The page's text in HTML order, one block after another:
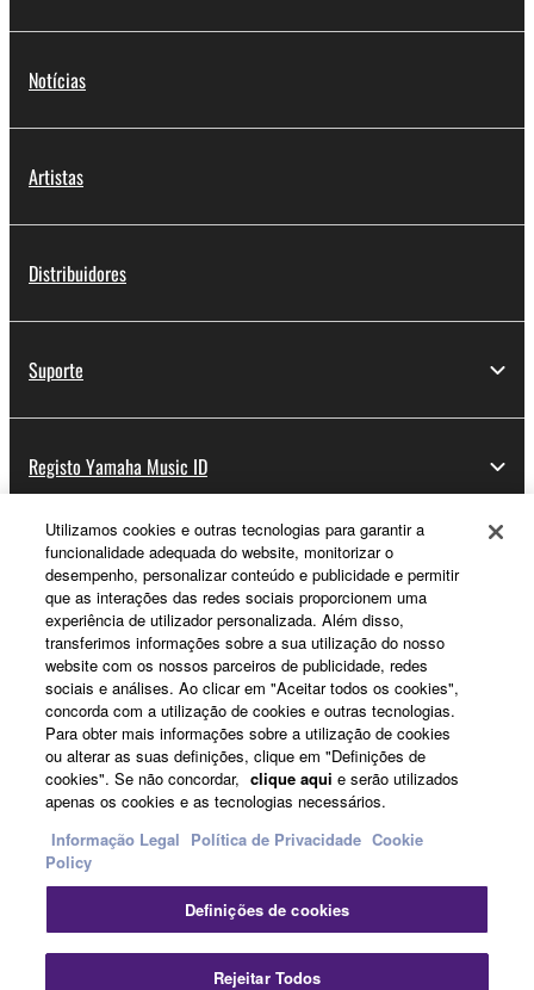
Notícias
Artistas
Distribuidores
Suporte
Registo Yamaha Music ID
Sobre a Yamaha
Portugal - Portuguese
Negócio
Contacte-nosTermos e CondiçõesPolítica de Privacidade
Política de cookiesInformação Legal
Utilizamos cookies e outras tecnologias para garantir a
funcionalidade adequada do website, monitorizar o
desempenho, personalizar conteúdo e publicidade e permitir
que as interações das redes sociais proporcionem uma
experiência de utilizador personalizada. Além disso,
transferimos informações sobre a sua utilização do nosso
website com os nossos parceiros de publicidade, redes
sociais e análises. Ao clicar em "Aceitar todos os cookies",
concorda com a utilização de cookies e outras tecnologias.
Para obter mais informações sobre a utilização de cookies
ou alterar as suas definições, clique em "Definições de
cookies". Se não concordar, clique aqui e serão utilizados
apenas os cookies e as tecnologias necessários.
Informação Legal Política de Privacidade Cookie
Policy
Definições de cookies
Rejeitar Todos